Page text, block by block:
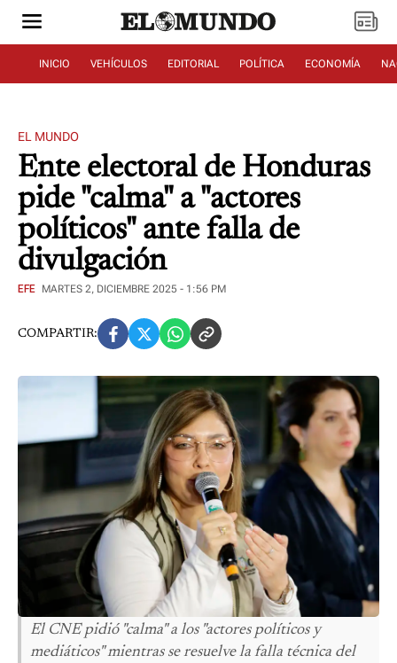
INICIO VEHÍCULOS EDITORIAL POLÍTICA ECONOMÍA
EL MUNDO
Ente electoral de Honduras
pide "calma" a "actores
políticos" ante falla de
divulgación
EFE MARTES 2, DICIEMBRE 2025 - 1:56 PM
COMPARTIR:
El CNE pidió "calma" a los "actores políticos y
mediáticos" mientras se resuelve la falla técnica del